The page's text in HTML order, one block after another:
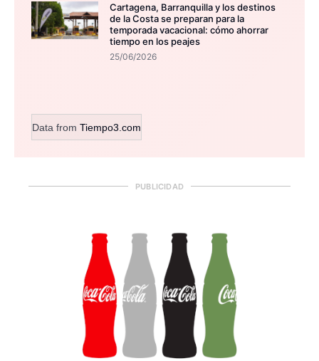
Cartagena, Barranquilla y los destinos
de la Costa se preparan para la
temporada vacacional: cómo ahorrar
tiempo en los peajes
25/06/2026
Data from Tiempo3.com
PUBLICIDAD